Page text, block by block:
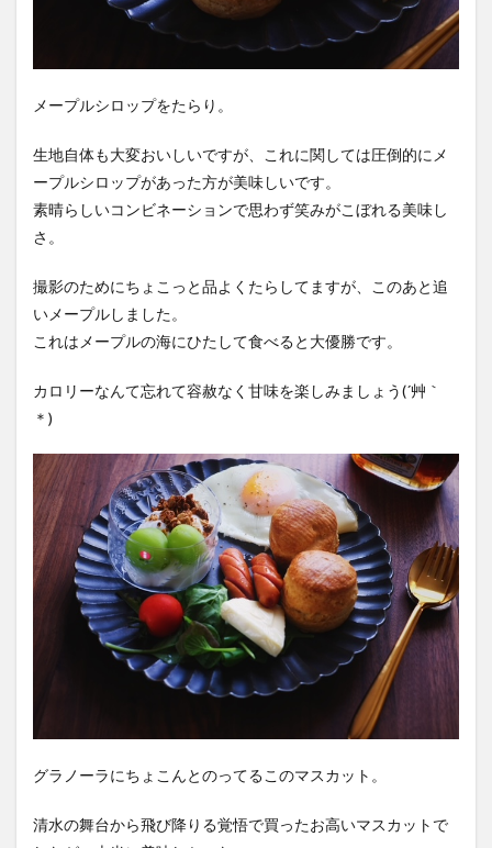
メープルシロップをたらり。
生地自体も大変おいしいですが、これに関しては圧倒的にメ
ープルシロップがあった方が美味しいです。
素晴らしいコンビネーションで思わず笑みがこぼれる美味し
さ。
撮影のためにちょこっと品よくたらしてますが、このあと追
いメープルしました。
これはメープルの海にひたして食べると大優勝です。
カロリーなんて忘れて容赦なく甘味を楽しみましょう(´艸｀
＊)
グラノーラにちょこんとのってるこのマスカット。
清水の舞台から飛び降りる覚悟で買ったお高いマスカットで